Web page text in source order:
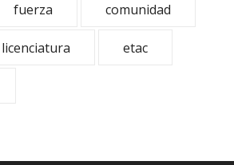
fuerza comunidad
licenciatura etac